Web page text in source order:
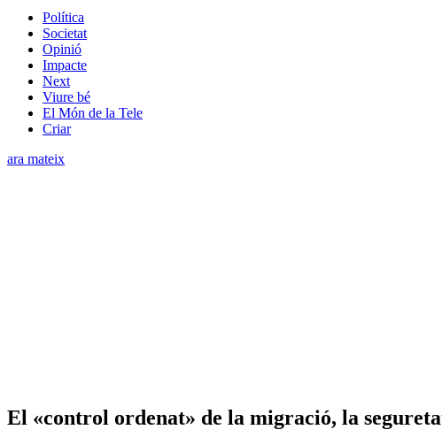
Política
Societat
Opinió
Impacte
Next
Viure bé
El Món de la Tele
Criar
ara mateix
El «control ordenat» de la migració, la